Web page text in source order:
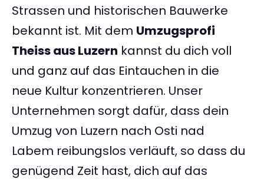
Strassen und historischen Bauwerke
bekannt ist. Mit dem Umzugsprofi
Theiss aus Luzern kannst du dich voll
und ganz auf das Eintauchen in die
neue Kultur konzentrieren. Unser
Unternehmen sorgt dafür, dass dein
Umzug von Luzern nach Osti nad
Labem reibungslos verläuft, so dass du
genügend Zeit hast, dich auf das